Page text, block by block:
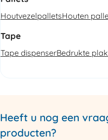
HoutvezelpalletsHouten
Tape
Tape dispenserBedrukte
Heeft u nog een
producten?